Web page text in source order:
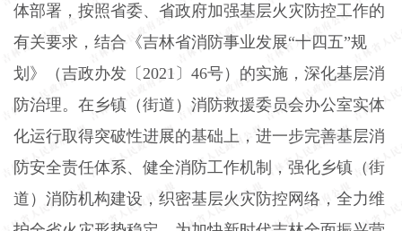
体部署，按照省委、省政府加强基层火灾防控工作的
有关要求，结合《吉林省消防事业发展“十四五”规
划》（吉政办发〔2021 〕 46号）的实施，深化基层消
防治理。在乡镇（街道）消防救援委员会办公室实体
化运行取得突破性进展的基础上，进一步完善基层消
防安全责任体系、健全消防工作机制，强化乡镇（街
道）消防机构建设，织密基层火灾防控网络，全力维